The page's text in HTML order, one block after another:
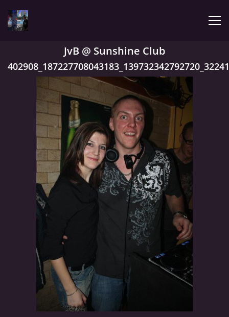
ÚVOD
BIOGRAPHY
MY MUSIC
TRACHNOTOMIA
CONFRONTATION WITH JIMMY
MJ SESSION
JvB @ Sunshine Club